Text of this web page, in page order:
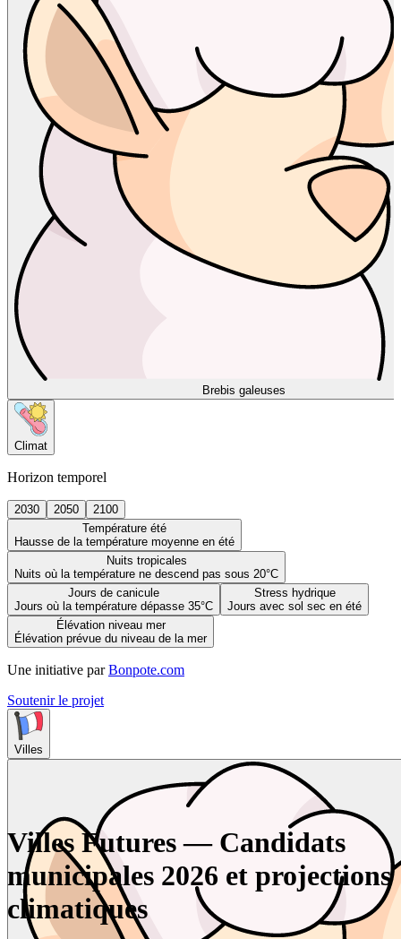
Brebis galeuses
Climat
Horizon temporel
2030 2050
2100
Température été
Hausse de la température moyenne en été
Nuits tropicales
Nuits où la température ne descend pas sous 20°C
Jours de canicule
Jours où la température dépasse 35°C
Stress hydrique
Jours avec sol sec en été
Élévation niveau mer
Élévation prévue du niveau de la mer
Une initiative par Bonpote.com
Soutenir le projet
Villes
Villes Futures — Candidats
municipales 2026 et projections
climatiques